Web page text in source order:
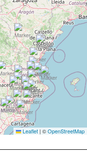
Leaflet | ©OpenStreetMap